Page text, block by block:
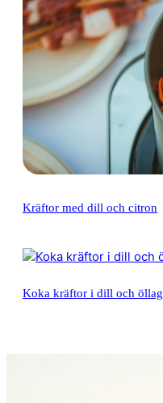
Kräftor med dill och citron
Koka kräftor i dill och öllag